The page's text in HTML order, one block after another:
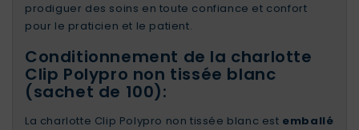
prodiguer des soins en toute confiance et confort
pour le praticien et le patient.
Conditionnement de la charlotte
Clip Polypro non tissée blanc
(sachet de 100):
La charlotte Clip Polypro non tissée blanc est emballé